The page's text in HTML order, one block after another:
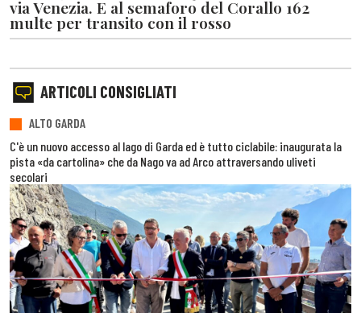
via Venezia. E al semaforo del Corallo 162
multe per transito con il rosso
ARTICOLI CONSIGLIATI
ALTO GARDA
C'è un nuovo accesso al lago di Garda ed è tutto ciclabile: inaugurata la
pista «da cartolina» che da Nago va ad Arco attraversando uliveti
secolari